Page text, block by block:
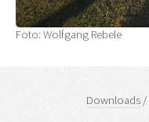
Foto: Wolfgang Rebele
Downloads/